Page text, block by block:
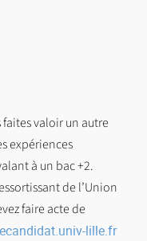
faites valoir un autre
expériences
à un bac +2.
de l’Union
faire acte de
lille.fr